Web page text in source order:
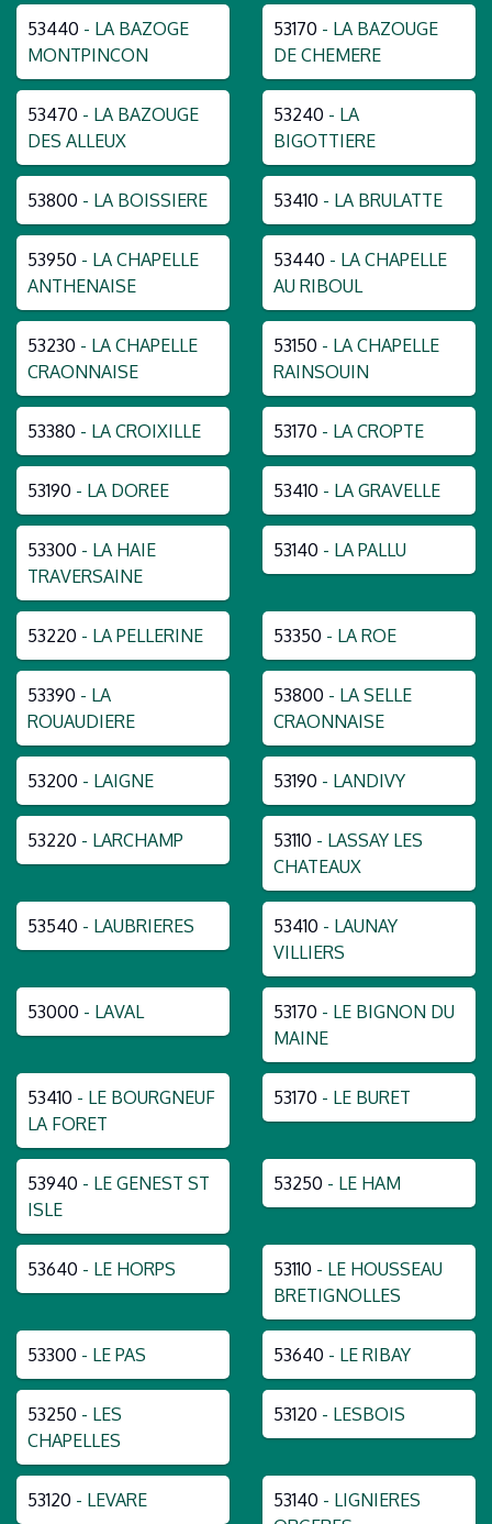
53440 - LA BAZOGE
MONTPINCON
53170 - LA BAZOUGE
DE CHEMERE
53470 - LA BAZOUGE
DES ALLEUX
53240 - LA
BIGOTTIERE
53800 - LA BOISSIERE 53410 - LA BRULATTE
53950 - LA CHAPELLE
ANTHENAISE
53440 - LA CHAPELLE
AU RIBOUL
53230 - LA CHAPELLE
CRAONNAISE
53150 - LA CHAPELLE
RAINSOUIN
53380 - LA CROIXILLE 53170 - LA CROPTE
53190 - LA DOREE 53410 - LA GRAVELLE
53300 - LA HAIE
TRAVERSAINE
53140 - LA PALLU
53220 - LA PELLERINE 53350 - LA ROE
53390 - LA
ROUAUDIERE
53800 - LA SELLE
CRAONNAISE
53200 - LAIGNE 53190 - LANDIVY
53220 - LARCHAMP 53110 - LASSAY LES
CHATEAUX
53540 - LAUBRIERES 53410 - LAUNAY
VILLIERS
53000 - LAVAL 53170 - LE BIGNON DU
MAINE
53410 - LE BOURGNEUF
LA FORET
53170 - LE BURET
53940 - LE GENEST ST
ISLE
53250 - LE HAM
53640 - LE HORPS 53110 - LE HOUSSEAU
BRETIGNOLLES
53300 - LE PAS 53640 - LE RIBAY
53250 - LES
CHAPELLES
53120 - LESBOIS
53120 - LEVARE 53140 - LIGNIERES